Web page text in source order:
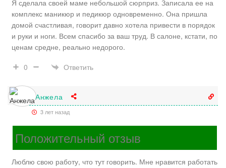
Я сделала своей маме небольшой сюрприз. Записала ее на
комплекс маникюр и педикюр одновременно. Она пришла
домой счастливая, говорит давно хотела привести в порядок
и руки и ноги. Всем спасибо за ваш труд. В салоне, кстати, по
ценам средне, реально недорого.
0
Ответить
Анжела
3 лет назад
Положительный отзыв
Люблю свою работу, что тут говорить. Мне нравится работать